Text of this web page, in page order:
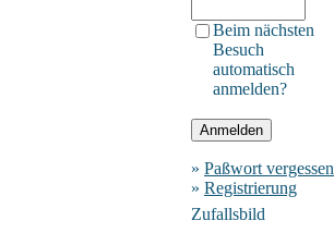
Beim nächsten
Besuch
automatisch
anmelden?
» Paßwort vergessen
» Registrierung
Zufallsbild